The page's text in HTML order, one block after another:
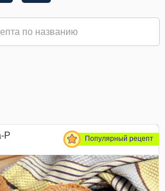
Р Популярный рецепт